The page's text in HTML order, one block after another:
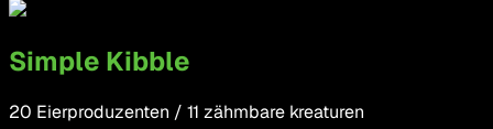
Simple Kibble
20 Eierproduzenten / 11 zähmbare kreaturen